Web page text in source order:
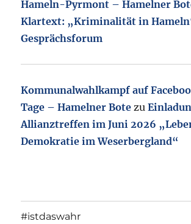
Hameln-Pyrmont – Hamelner
Klartext: „Kriminalität in
Gesprächsforum
Kommunalwahlkampf auf
Tage – Hamelner Bote zu
Allianztreffen im Juni 2026
Demokratie im Weserbergland“
#istdaswahr